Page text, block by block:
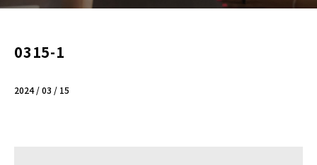
0315-1
2024 / 03 / 15